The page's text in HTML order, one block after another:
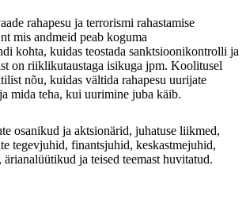
rahapesu ja terrorismi rahastamise
mis andmeid peab koguma
kohta, kuidas teostada sanktsioonikontrolli ja
on riiklikutaustaga isikuga jpm. Koolitusel
nõu, kuidas vältida rahapesu uurijate
mida teha, kui uurimine juba käib.
osanikud ja aktsionärid, juhatuse liikmed,
tegevjuhid, finantsjuhid, keskastmejuhid,
ja teised teemast huvitatud.